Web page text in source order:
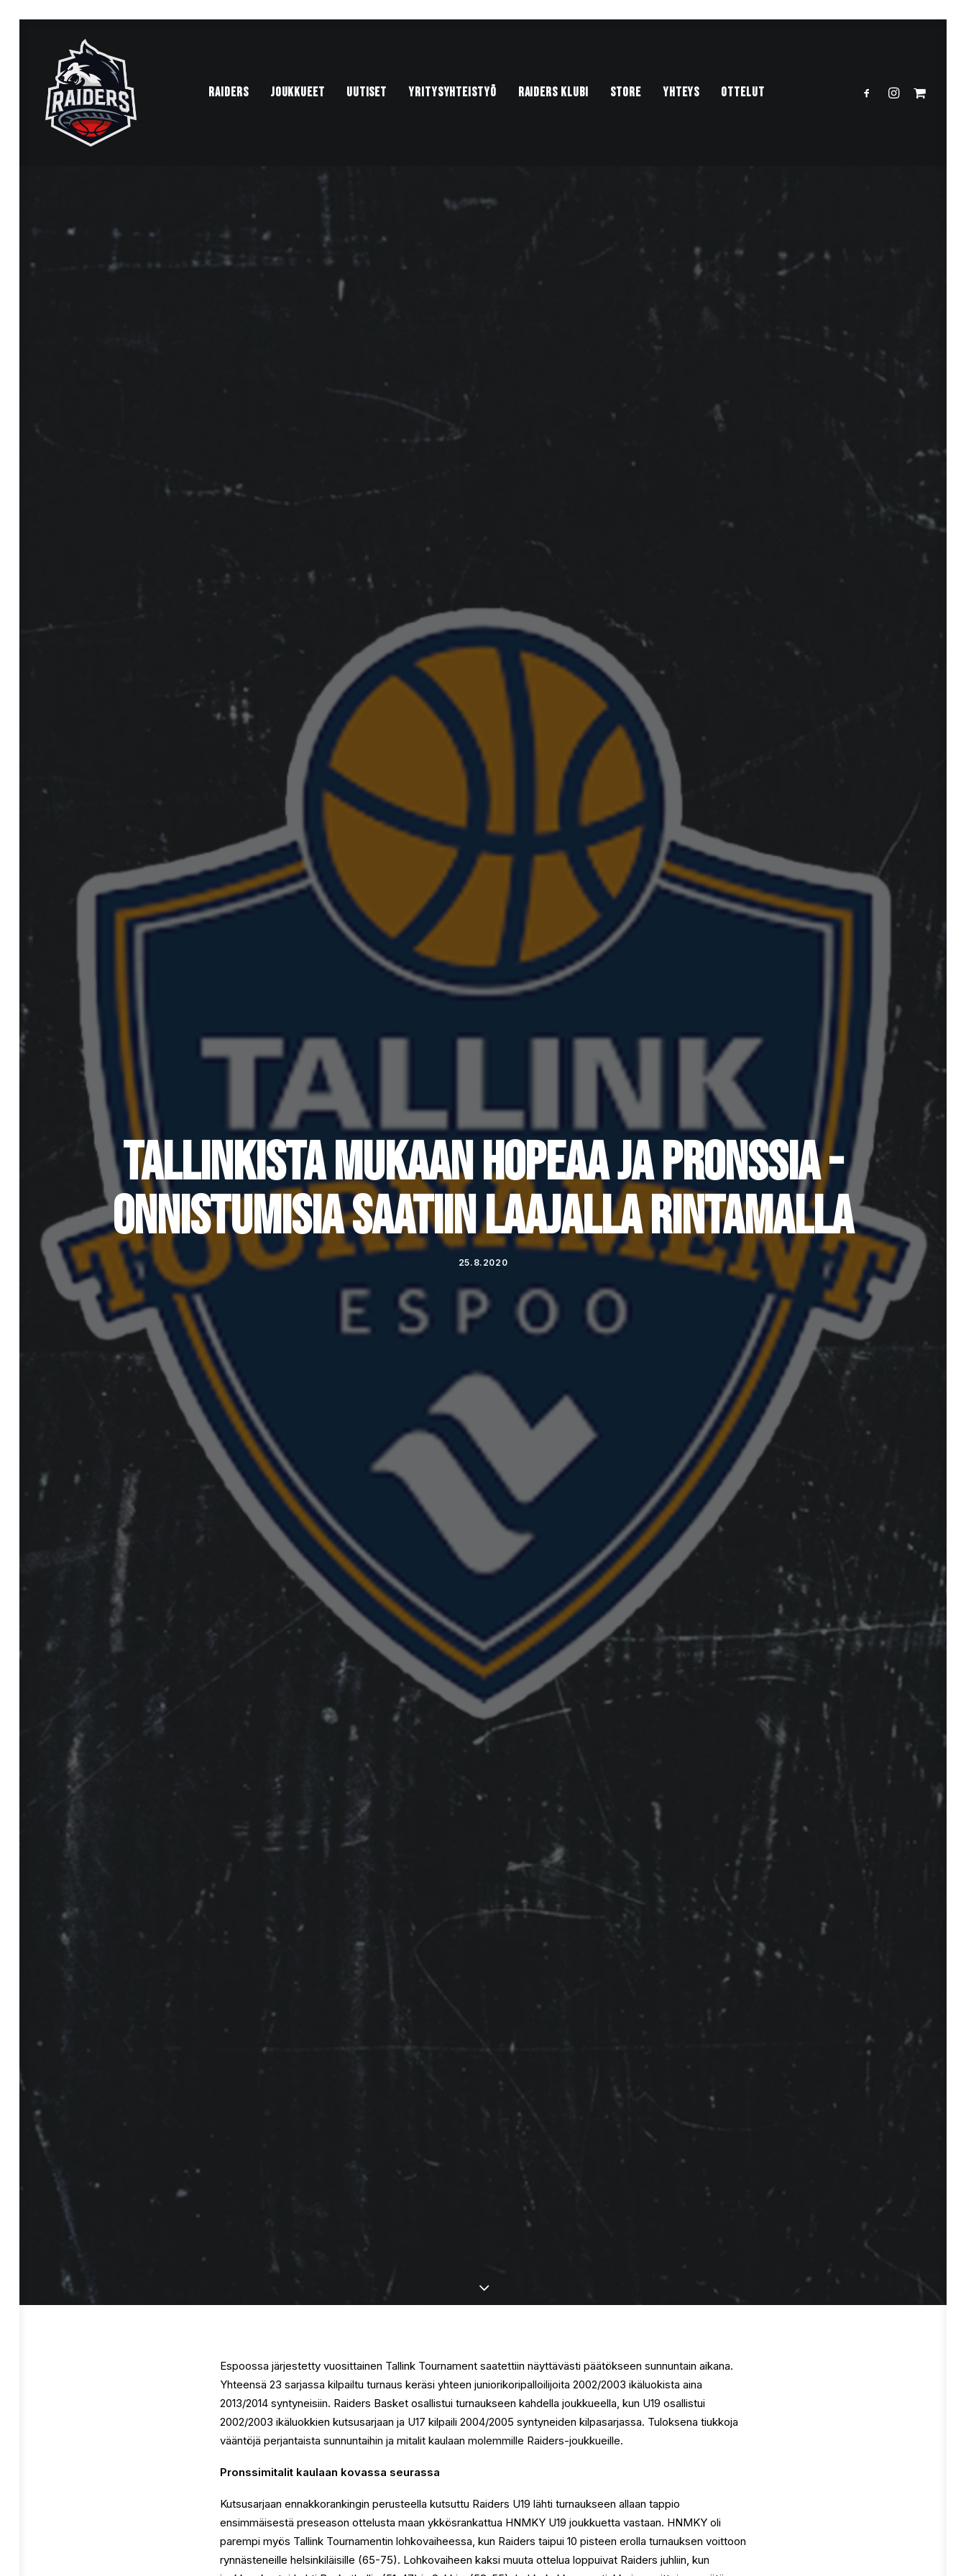
RAIDERS JOUKKUEET UUTISET YRITYSYHTEISTYÖ RAIDERS KLUBI STORE YHTEYS OTTELUT
TALLINKISTA MUKAAN HOPEAA JA PRONSSIA -
ONNISTUMISIA SAATIIN LAAJALLA RINTAMALLA
25.8.2020
Espoossa järjestetty vuosittainen Tallink Tournament saatettiin näyttävästi päätökseen sunnuntain aikana.
Yhteensä 23 sarjassa kilpailtu turnaus keräsi yhteen juniorikoripalloilijoita 2002/2003 ikäluokista aina
2013/2014 syntyneisiin. Raiders Basket osallistui turnaukseen kahdella joukkueella, kun U19 osallistui
2002/2003 ikäluokkien kutsusarjaan ja U17 kilpaili 2004/2005 syntyneiden kilpasarjassa. Tuloksena tiukkoja
vääntöjä perjantaista sunnuntaihin ja mitalit kaulaan molemmille Raiders-joukkueille.
Pronssimitalit kaulaan kovassa seurassa
Kutsusarjaan ennakkorankingin perusteella kutsuttu Raiders U19 lähti turnaukseen allaan tappio
ensimmäisestä preseason ottelusta maan ykkösrankattua HNMKY U19 joukkuetta vastaan. HNMKY oli
parempi myös Tallink Tournamentin lohkovaiheessa, kun Raiders taipui 10 pisteen erolla turnauksen voittoon
rynnästeneille helsinkiläisille (65-75). Lohkovaiheen kaksi muuta ottelua loppuivat Raiders juhliin, kun